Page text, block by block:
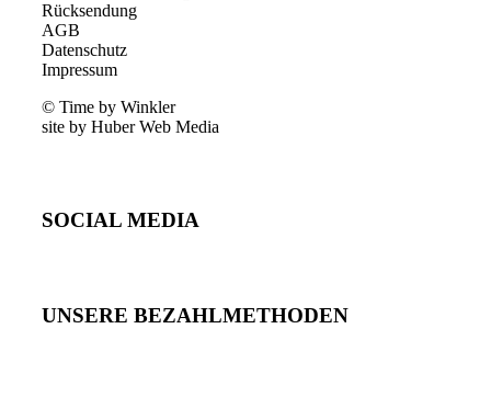
Rücksendung
AGB
Datenschutz
Impressum
© Time by Winkler
site by Huber Web Media
SOCIAL MEDIA
UNSERE BEZAHLMETHODEN